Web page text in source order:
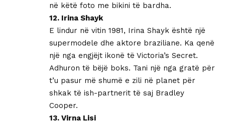
në këtë foto me bikini të bardha.
12. Irina Shayk
E lindur në vitin 1981, Irina Shayk është një
supermodele dhe aktore braziliane. Ka qenë
një nga engjëjt ikonë të Victoria’s Secret.
Adhuron të bëjë boks. Tani një nga gratë për
t’u pasur më shumë e zili në planet për
shkak të ish-partnerit të saj Bradley
Cooper.
13. Virna Lisi